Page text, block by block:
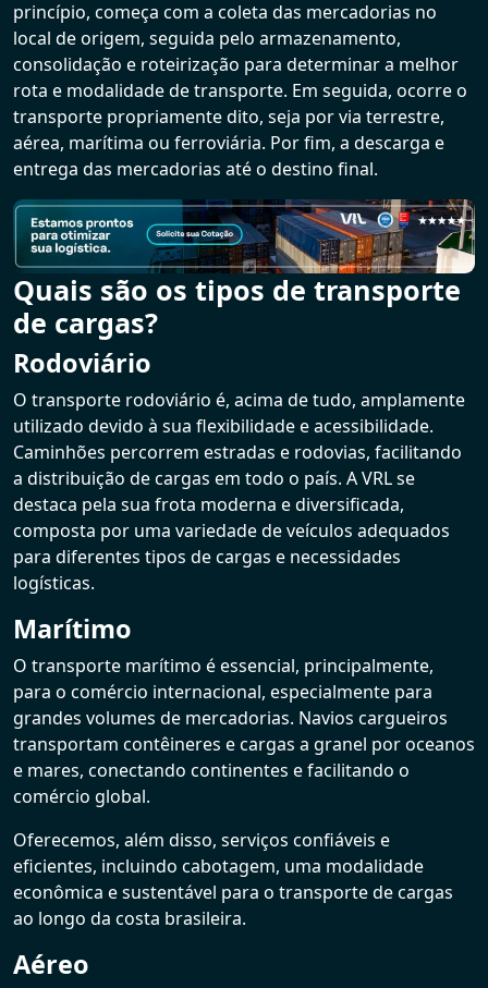
princípio, começa com a coleta das mercadorias no
local de origem, seguida pelo armazenamento,
consolidação e roteirização para determinar a melhor
rota e modalidade de transporte. Em seguida, ocorre o
transporte propriamente dito, seja por via terrestre,
aérea, marítima ou ferroviária. Por fim, a descarga e
entrega das mercadorias até o destino final.
Quais são os tipos de transporte
de cargas?
Rodoviário
O transporte rodoviário é, acima de tudo, amplamente
utilizado devido à sua flexibilidade e acessibilidade.
Caminhões percorrem estradas e rodovias, facilitando
a distribuição de cargas em todo o país. A VRL se
destaca pela sua frota moderna e diversificada,
composta por uma variedade de veículos adequados
para diferentes tipos de cargas e necessidades
logísticas.
Marítimo
O transporte marítimo é essencial, principalmente,
para o comércio internacional, especialmente para
grandes volumes de mercadorias. Navios cargueiros
transportam contêineres e cargas a granel por oceanos
e mares, conectando continentes e facilitando o
comércio global.
Oferecemos, além disso, serviços confiáveis e
eficientes, incluindo cabotagem, uma modalidade
econômica e sustentável para o transporte de cargas
ao longo da costa brasileira.
Aéreo